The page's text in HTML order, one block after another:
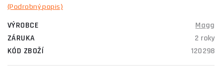
(Podrobný popis)
VÝROBCE
Magg
ZÁRUKA
2 roky
KÓD ZBOŽÍ
120298